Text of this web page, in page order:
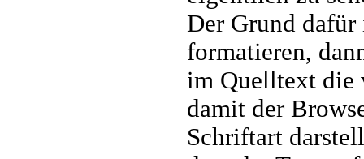
Der Grund
formatieren,
im Quelltext die
damit der
Schriftart